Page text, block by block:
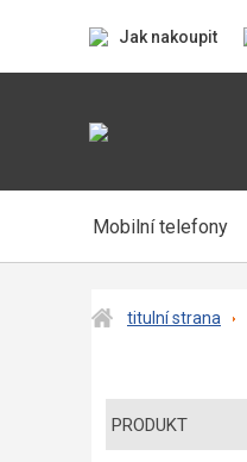
Jak nakoupit
Mobilní telefony
titulní strana
PRODUKT